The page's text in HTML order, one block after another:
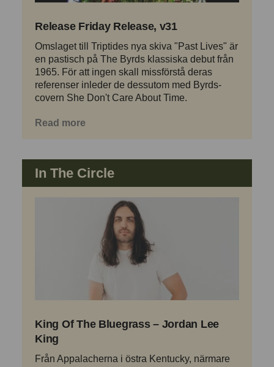
Release Friday Release, v31
Omslaget till Triptides nya skiva "Past Lives" är
en pastisch på The Byrds klassiska debut från
1965. För att ingen skall missförstå deras
referenser inleder de dessutom med Byrds-
covern She Don't Care About Time.
Read more
In The Circle
King Of The Bluegrass – Jordan Lee
King
Från Appalacherna i östra Kentucky, närmare